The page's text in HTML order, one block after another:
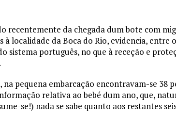
recentemente da chegada dum bote com
à localidade da Boca do Rio, evidencia, entre
sistema português, no que à receção e
na pequena embarcação encontravam-se 38
relativa ao bebé dum ano, que,
se!) nada se sabe quanto aos restantes